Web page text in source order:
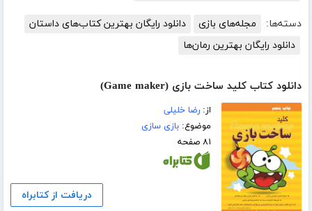
دسته‌ها: مجله‌های بازی
دانلود رایگان بهترین کتاب‌های داستان
دانلود رایگان بهترین رمان‌ها
دانلود کتاب کلید ساخت بازی (Game maker)
از:رضا خلیلی
موضوع:بازی سازی
۸۱ صفحه
دریافت از کتابراه